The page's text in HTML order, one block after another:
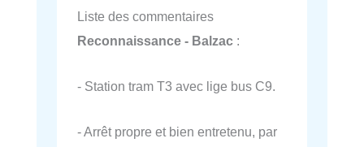
Liste des commentaires
Reconnaissance - Balzac :
- Station tram T3 avec lige bus C9.
- Arrêt propre et bien entretenu, par